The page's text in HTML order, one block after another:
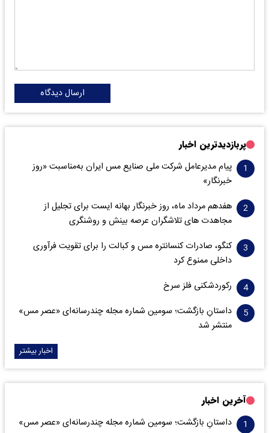
ارسال دیدگاه
پربازدیدترین اخبار
پیام مدیرعامل شرکت ملی صنایع مس ایران به‌مناسبت «روز
خبرنگار»
هفدهم مرداد ماه، روز خبرنگار بهانه ایست برای تجلیل از
مجاهدت های تلاشگران عرصه بینش و روشنگری
کنگو، صادرات کنسانتره مس و کبالت را برای تقویت فرآوری
داخلی ممنوع کرد
رکوردشکنی فلز سرخ
داستانِ بازگشت؛ سومین شماره مجله چندرسانه‌ای «عصر مس»
منتشر شد
اخبار بیشتر
آخرین اخبار
داستانِ بازگشت؛ سومین شماره مجله چندرسانه‌ای «عصر مس»